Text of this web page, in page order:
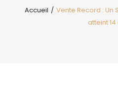
Accueil / Vente Record : Un
atteint 14